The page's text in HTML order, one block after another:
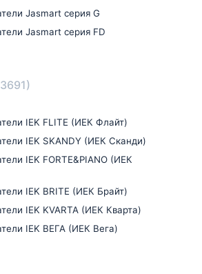
Jasmart серия G
Jasmart серия FD
IEK FLITE (ИЕК Флайт)
IEK SKANDY (ИЕК Сканди)
IEK FORTE&PIANO (ИЕК
IEK BRITE (ИЕК Брайт)
IEK KVARTA (ИЕК Кварта)
IEK ВЕГА (ИЕК Вега)